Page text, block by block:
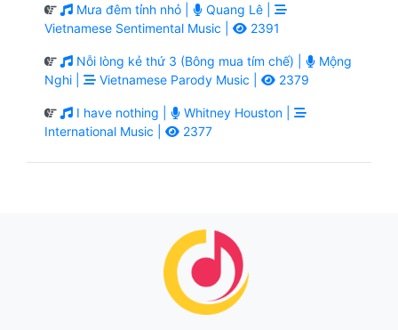
Mưa đêm tỉnh nhỏ |
Quang Lê |
Vietnamese Sentimental Music |
2391
Nỗi lòng kẻ thứ 3 (Bông mua tím chế) |
Mộng
Nghi |
Vietnamese Parody Music | 2379
I have nothing |
Whitney Houston |
International Music |
2377